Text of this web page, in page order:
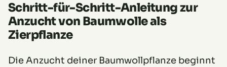
Schritt-für-Schritt-Anleitung zur
Anzucht von Baumwolle als
Zierpflanze
Die Anzucht deiner Baumwollpflanze beginnt